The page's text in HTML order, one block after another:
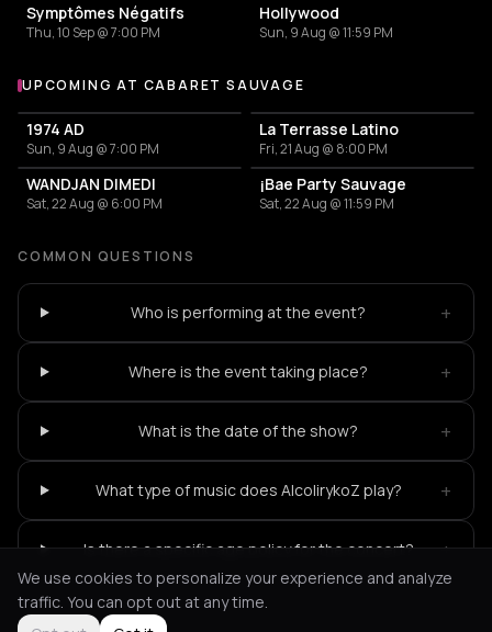
Symptômes Négatifs
Thu, 10 Sep @ 7:00 PM
Hollywood
Sun, 9 Aug @ 11:59 PM
More events at Cabaret Sauvage
UPCOMING AT CABARET SAUVAGE
1974 AD
Sun, 9 Aug @ 7:00 PM
La Terrasse Latino
Fri, 21 Aug @ 8:00 PM
WANDJAN DIMEDI
Sat, 22 Aug @ 6:00 PM
¡Bae Party Sauvage
Sat, 22 Aug @ 11:59 PM
COMMON QUESTIONS
Who is performing at the event? +
Where is the event taking place? +
What is the date of the show? +
What type of music does AlcolirykoZ play? +
Is there a specific age policy for the concert? +
We use cookies to personalize your experience and analyze
traffic. You can opt out at any time.